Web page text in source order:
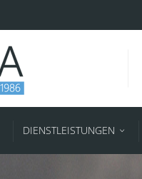
DIENSTLEISTUNGEN